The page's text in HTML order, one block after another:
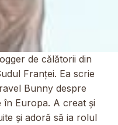
de călătorii din
Franței. Ea scrie
Bunny despre
în Europa. A creat și
și adoră să ia rolul